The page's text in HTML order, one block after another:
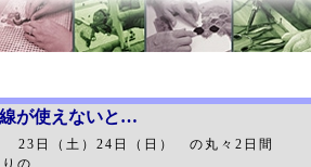
が使えないと…
23日（土）24日（日） の丸々2日間
の